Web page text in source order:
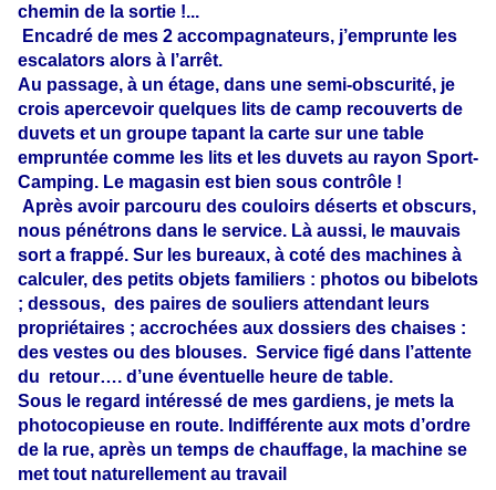
chemin de la sortie !...
Encadré de mes 2 accompagnateurs, j’emprunte les
escalators alors à l’arrêt.
Au passage, à un étage, dans une semi-obscurité, je
crois apercevoir quelques lits de camp recouverts de
duvets et un groupe tapant la carte sur une table
empruntée comme les lits et les duvets au rayon Sport-
Camping. Le magasin est bien sous contrôle !
Après avoir parcouru des couloirs déserts et obscurs,
nous pénétrons dans le service. Là aussi, le mauvais
sort a frappé. Sur les bureaux, à coté des machines à
calculer, des petits objets familiers : photos ou bibelots
; dessous, des paires de souliers attendant leurs
propriétaires ; accrochées aux dossiers des chaises :
des vestes ou des blouses. Service figé dans l’attente
du retour…. d’une éventuelle heure de table.
Sous le regard intéressé de mes gardiens, je mets la
photocopieuse en route. Indifférente aux mots d’ordre
de la rue, après un temps de chauffage, la machine se
met tout naturellement au travail